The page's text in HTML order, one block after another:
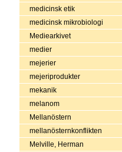
medicinsk etik
medicinsk mikrobiologi
Mediearkivet
medier
mejerier
mejeriprodukter
mekanik
melanom
Mellanöstern
mellanösternkonflikten
Melville, Herman